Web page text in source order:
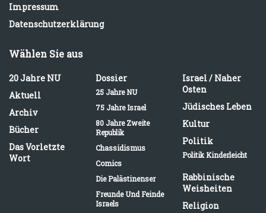
Impressum
Datenschutzerklärung
Wählen Sie aus
20 Jahre NU
Aktuell
Archiv
Bücher
Das Vorletzte
Wort
Dossier
25 Jahre NU
75 Jahre Israel
80 Jahre Zweite
Republik
Chassidismus
Comics
Die Palästinenser
Freunde Und Feinde
Israels
Israel / Naher
Osten
Jüdisches Leben
Kultur
Politik
Politik Kinderleicht
Rabbinische
Weisheiten
Religion